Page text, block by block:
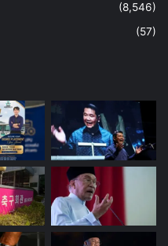
(8,546)
(57)